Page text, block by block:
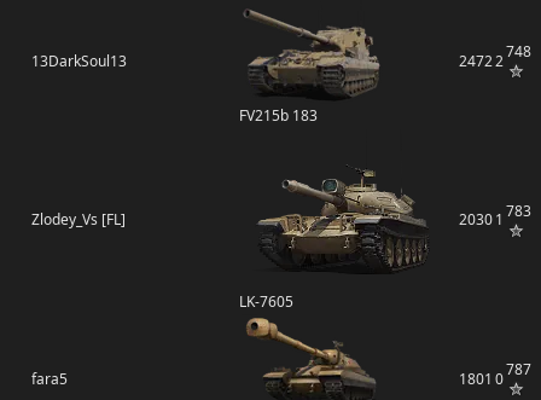
13DarkSoul13
FV215b 183
24722748
Zlodey_Vs [FL]
LK-7605
20301 783
fara5 1801 0787